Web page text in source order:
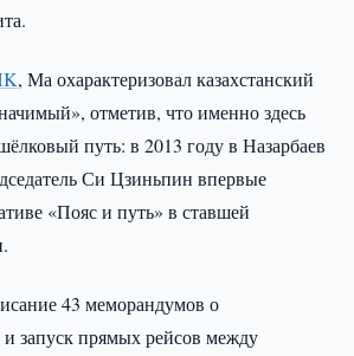
, Ма охарактеризовал казахстанский
отметив, что именно здесь
путь: в 2013 году в Назарбаев
Си Цзиньпин впервые
«Пояс и путь» в ставшей
43 меморандумов о
запуск прямых рейсов между